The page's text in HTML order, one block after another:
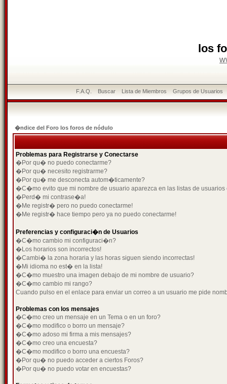
los
F.A.Q. Buscar Lista de Miembros Grupos de Usuarios
�ndice del Foro los foros de nódulo
Problemas para Registrarse y Conectarse
�Por qu� no puedo conectarme?
�Por qu� necesito registrarme?
�Por qu� me desconecta autom�ticamente?
�C�mo evito que mi nombre de usuario aparezca en las listas de usuarios
�Perd� mi contrase�a!
�Me registr� pero no puedo conectarme!
�Me registr� hace tiempo pero ya no puedo conectarme!
Preferencias y configuraci�n de Usuarios
�C�mo cambio mi configuraci�n?
�Los horarios son incorrectos!
�Cambi� la zona horaria y las horas siguen siendo incorrectas!
�Mi idioma no est� en la lista!
�C�mo muestro una imagen debajo de mi nombre de usuario?
�C�mo cambio mi rango?
Cuando pulso en el enlace para enviar un correo a un usuario me pide
Problemas con los mensajes
�C�mo creo un mensaje en un Tema o en un foro?
�C�mo modifico o borro un mensaje?
�C�mo adoso mi firma a mis mensajes?
�C�mo creo una encuesta?
�C�mo modifico o borro una encuesta?
�Por qu� no puedo acceder a ciertos Foros?
�Por qu� no puedo votar en encuestas?